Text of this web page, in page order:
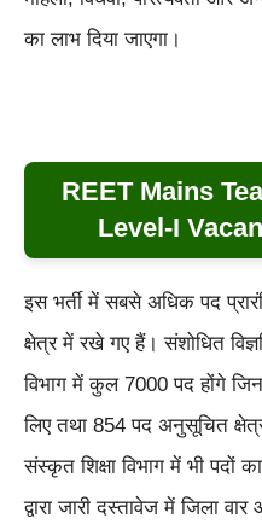
का लाभ दिया जाएगा।
REET Mains
Level-I
इस भर्ती में सबसे अधिक पद
क्षेत्र में रखे गए हैं। संशोधित
विभाग में कुल 7000 पद होंगे
लिए तथा 854 पद अनुसूचित
संस्कृत शिक्षा विभाग में भी पदों
द्वारा जारी दस्तावेज में जिला